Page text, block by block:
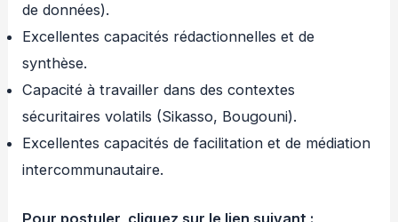
de données).
Excellentes capacités rédactionnelles et de
synthèse.
Capacité à travailler dans des contextes
sécuritaires volatils (Sikasso, Bougouni).
Excellentes capacités de facilitation et de médiation
intercommunautaire.
Pour postuler, cliquez sur le lien suivant :